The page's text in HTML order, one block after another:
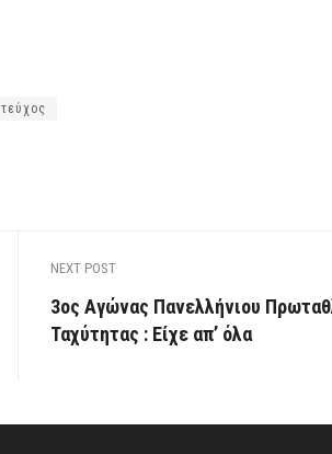
τεύχος
NEXT POST
3ος Αγώνας Πανελλήνιου
Ταχύτητας : Είχε απ’ όλα